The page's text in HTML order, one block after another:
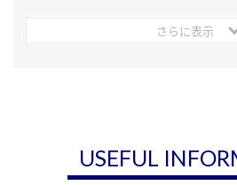
さらに表示
USEFUL